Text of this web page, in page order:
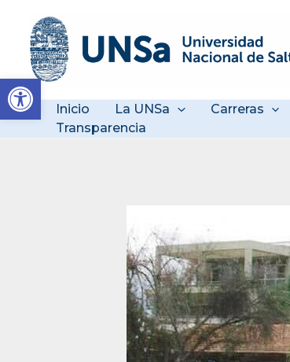
Abrir barra de
contenido
Inicio La UNSa Carreras
Transparencia